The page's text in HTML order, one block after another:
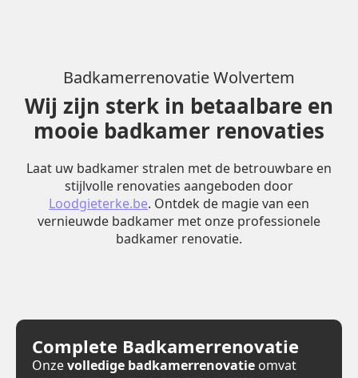
Badkamerrenovatie Wolvertem
Wij zijn sterk in betaalbare en
mooie badkamer renovaties
Laat uw badkamer stralen met de betrouwbare en
stijlvolle renovaties aangeboden door
Loodgieterke.be. Ontdek de magie van een
vernieuwde badkamer met onze professionele
badkamer renovatie.
Complete Badkamerrenovatie
Onzevolledige badkamerrenovatie omvat